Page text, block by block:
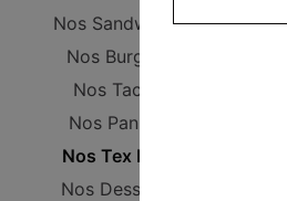
Nos Sandwichs
Nos Burgers
Nos Tacos
Nos Paninis
Nos Tex Mex
Nos Desserts